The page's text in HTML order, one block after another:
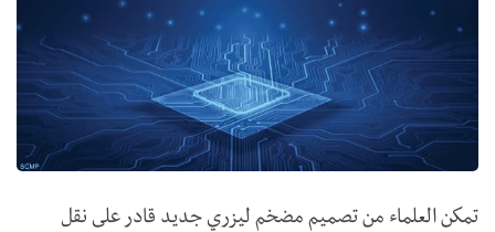
تمكن العلماء من تصميم مضخم ليزري جديد قادر على نقل